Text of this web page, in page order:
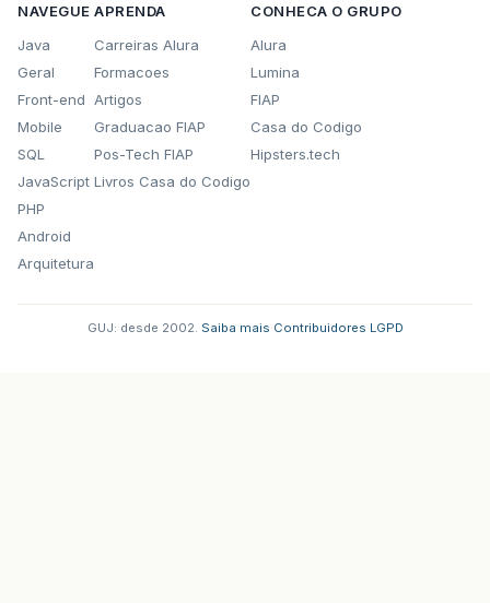
NAVEGUE
Java
Geral
Front-end
Mobile
SQL
JavaScript
PHP
Android
Arquitetura
APRENDA
Carreiras Alura
Formacoes
Artigos
Graduacao FIAP
Pos-Tech FIAP
Livros Casa do Codigo
CONHECA O GRUPO
Alura
Lumina
FIAP
Casa do Codigo
Hipsters.tech
GUJ: desde 2002. Saiba mais Contribuidores LGPD